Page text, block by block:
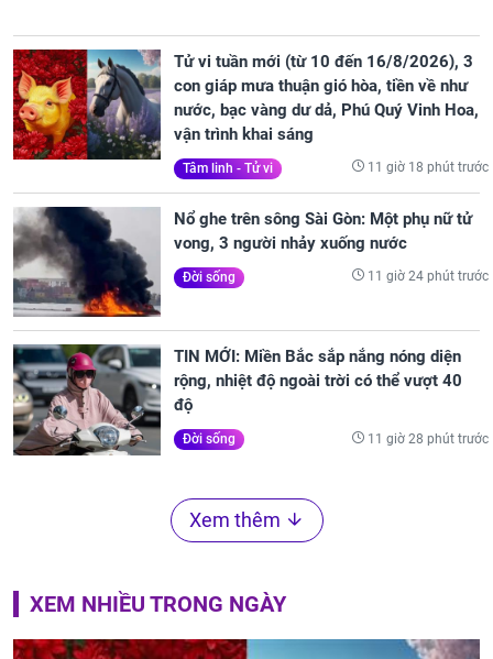
Tử vi tuần mới (từ 10 đến 16/8/2026), 3
con giáp mưa thuận gió hòa, tiền về như
nước, bạc vàng dư dả, Phú Quý Vinh Hoa,
vận trình khai sáng
Tâm linh - Tử vi 11 giờ 18 phút trước
Nổ ghe trên sông Sài Gòn: Một phụ nữ tử
vong, 3 người nhảy xuống nước
Đời sống 11 giờ 24 phút trước
TIN MỚI: Miền Bắc sắp nắng nóng diện
rộng, nhiệt độ ngoài trời có thể vượt 40
độ
Đời sống 11 giờ 28 phút trước
Xem thêm
XEM NHIỀU TRONG NGÀY